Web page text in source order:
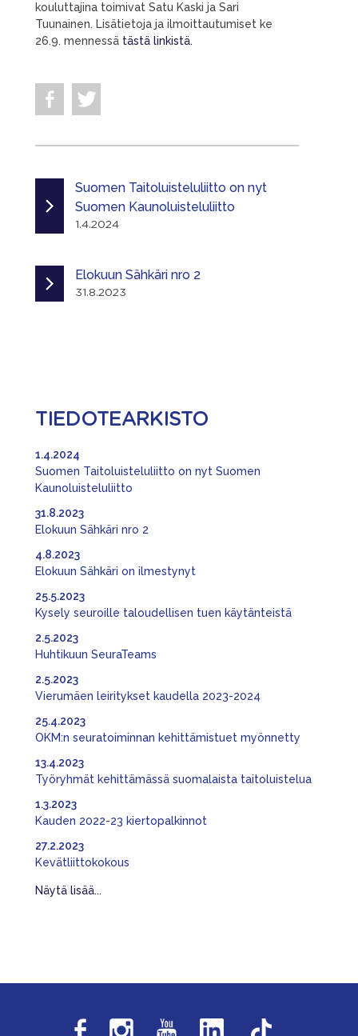
kouluttajina toimivat Satu Kaski ja Sari
Tuunainen. Lisätietoja ja ilmoittautumiset ke
26.9. mennessä tästä linkistä.
Suomen Taitoluisteluliitto on nyt
Suomen Kaunoluisteluliitto
1.4.2024
Elokuun Sähkäri nro 2
31.8.2023
TIEDOTEARKISTO
Suomen Taitoluisteluliitto on nyt Suomen
Kaunoluisteluliitto
1.4.2024
Elokuun Sähkäri nro 2
31.8.2023
Elokuun Sähkäri on ilmestynyt
4.8.2023
Kysely seuroille taloudellisen tuen käytänteistä
25.5.2023
Huhtikuun SeuraTeams
2.5.2023
Vierumäen leiritykset kaudella 2023-2024
2.5.2023
OKM:n seuratoiminnan kehittämistuet myönnetty
25.4.2023
Työryhmät kehittämässä suomalaista taitoluistelua
13.4.2023
Kauden 2022-23 kiertopalkinnot
1.3.2023
Kevätliittokokous
27.2.2023
Näytä lisää...